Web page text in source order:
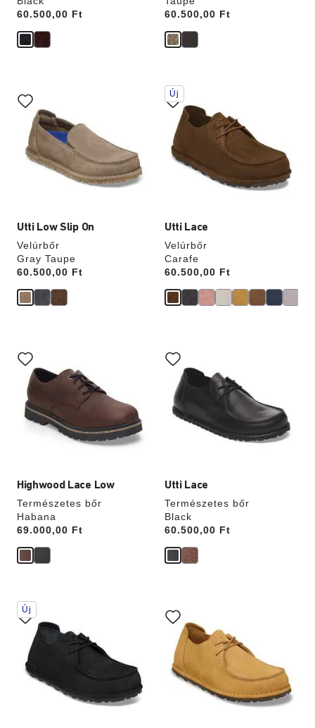
Price:
60.500,00 Ft
Price:
60.500,00 Ft
Utti Low Slip On
Velúrbőr
Gray Taupe
Price:
60.500,00 Ft
színpalettával
való
interakció
frissíti
termékképet
Utti Lace
Velúrbőr
Carafe
Price:
60.500,00 Ft
A
színpalettával
való
interakció
frissíti
termékképet
Új
Highwood Lace Low
Természetes bőr
Habana
Price:
69.000,00 Ft
színpalettával
való
interakció
frissíti
termékképet
Utti Lace
Természetes bőr
Black
Price:
60.500,00 Ft
színpalettával
való
interakció
frissíti
termékképet
A
színpalettával
való
interakció
frissíti
termékképet
Új
színpalettával
való
interakció
frissíti
termékképet